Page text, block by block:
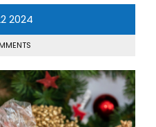
2024